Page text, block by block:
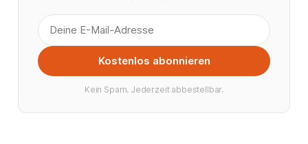
Kostenlos abonnieren
Kein Spam. Jederzeit abbestellbar.